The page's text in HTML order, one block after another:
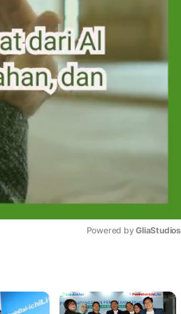
Powered by GliaStudios